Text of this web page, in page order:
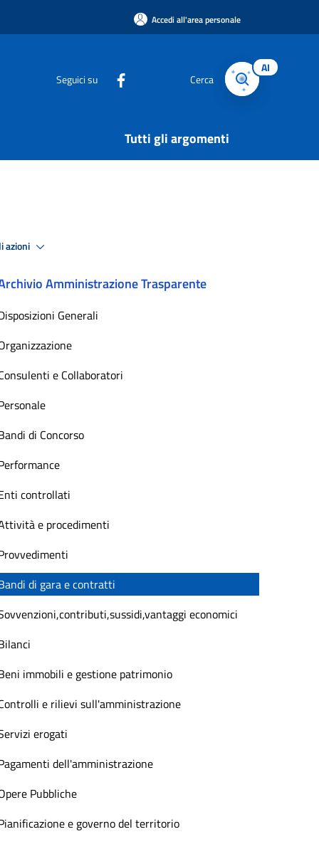
Accedi all'area personale
Seguici su Cerca
AI
Tutti gli argomenti
azioni
Amministrazione Trasparente
Generali
e Collaboratori
di Concorso
controllati
e procedimenti
di gara e contratti
economici
immobili e gestione patrimonio
e rilievi sull'amministrazione
erogati
dell'amministrazione
Pubbliche
e governo del territorio